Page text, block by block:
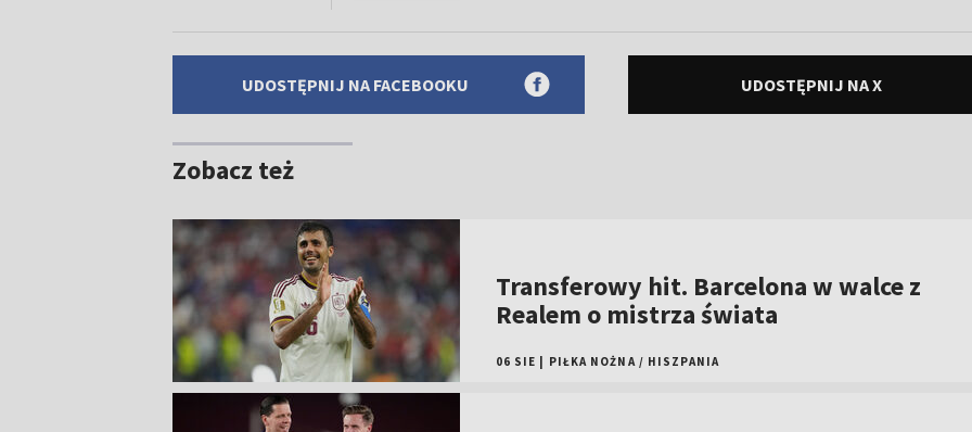
UDOSTĘPNIJ NA FACEBOOKU UDOSTĘPNIJ NA X
Zobacz też
Transferowy hit. Barcelona w walce z
Realem o mistrza świata
06 SIE PIŁKA NOŻNA / HISZPANIA